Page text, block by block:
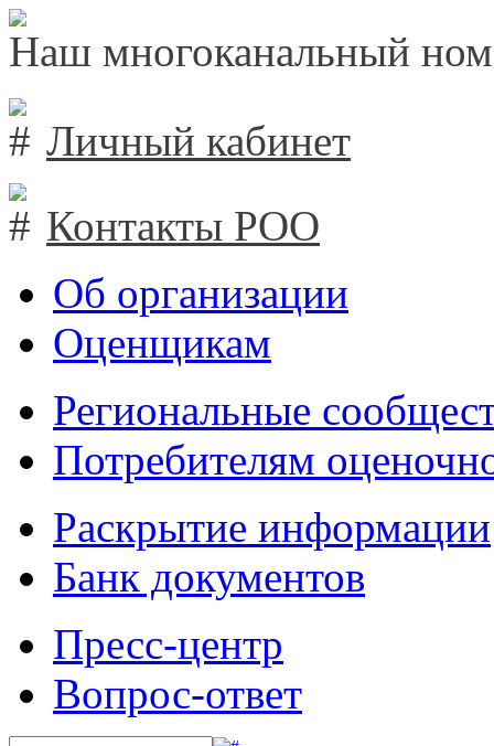
Наш многоканальный
Личный кабинет
Контакты РОО
Об организации
Оценщикам
Региональные
Потребителям
Раскрытие информации
Банк документов
Пресс-центр
Вопрос-ответ